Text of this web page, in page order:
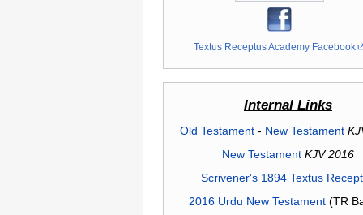
Textus Receptus Academy Facebook
Internal Links
Old Testament- New Testament
New Testament KJV 2016
Scrivener's 1894 Textus
2016 Urdu New Testament(TR